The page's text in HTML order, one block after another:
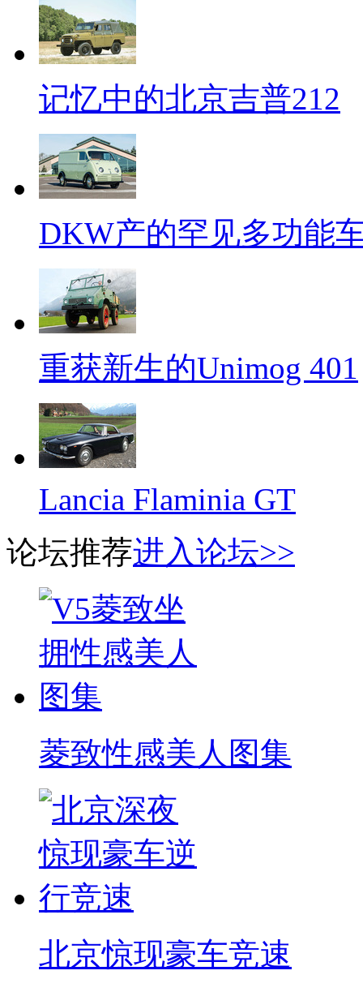
记忆中的北京吉普212
DKW产的罕见多功能
重获新生的Unimog 401
Lancia Flaminia GT
论坛推荐进入论坛>>
菱致性感美人图集
北京惊现豪车竞速